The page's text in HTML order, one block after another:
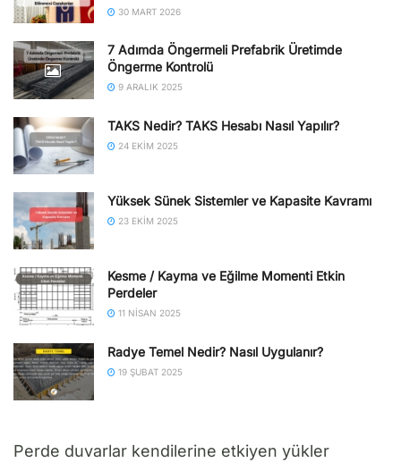
30 MART 2026
7 Adımda Öngermeli Prefabrik Üretimde
Öngerme Kontrolü
9 ARALIK 2025
TAKS Nedir? TAKS Hesabı Nasıl Yapılır?
24 EKIM 2025
Yüksek Sünek Sistemler ve Kapasite Kavramı
23 EKIM 2025
Kesme / Kayma ve Eğilme Momenti Etkin
Perdeler
11 NISAN 2025
Radye Temel Nedir? Nasıl Uygulanır?
19 ŞUBAT 2025
Perde duvarlar kendilerine etkiyen yükler